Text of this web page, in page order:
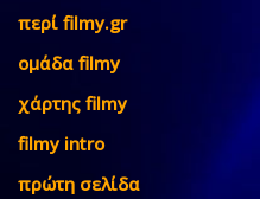
περί filmy.gr
ομάδα filmy
χάρτης filmy
filmy intro
πρώτη σελίδα